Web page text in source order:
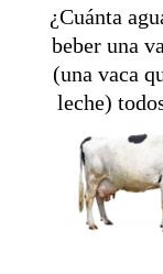
¿Cuánta
beber una
(una vaca
leche)
¡La cantidad
una tina